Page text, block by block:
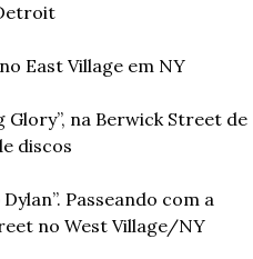
East Village em NY
Glory”, na Berwick Street de
discos
Passeando com a
no West Village/NY